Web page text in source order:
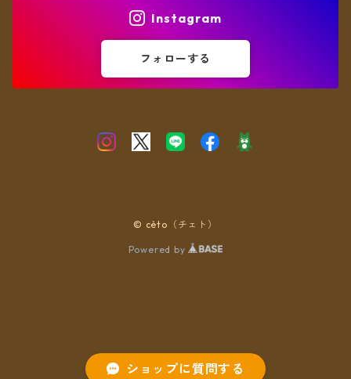
ショップに質問する
Instagram
フォローする
© cèto（チェト）
Powered by